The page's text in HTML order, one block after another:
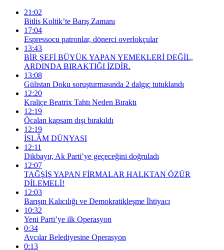
21:02
Bitlis Koltik’te Barış Zamanı
17:04
Espressocu patronlar, dönerci overlokçular
13:43
BİR ŞEFİ BÜYÜK YAPAN YEMEKLERİ DEĞİL,
ARDINDA BIRAKTIĞI İZDİR.
13:08
Gülistan Doku soruşturmasında 2 dalgıç tutuklandı
12:20
Kraliçe Beatrix Tahtı Neden Bıraktı
12:19
Öcalan kapsam dışı bırakıldı
12:19
İSLÂM DÜNYASI
12:11
Dikbayır, Ak Parti’ye geçeceğini doğruladı
12:07
TAĞŞİŞ YAPAN FİRMALAR HALKTAN ÖZÜR
DİLEMELİ!
12:03
Barışın Kalıcılığı ve Demokratikleşme İhtiyacı
10:32
Yeni Parti’ye ilk Operasyon
0:34
Avcılar Belediyesine Operasyon
0:13